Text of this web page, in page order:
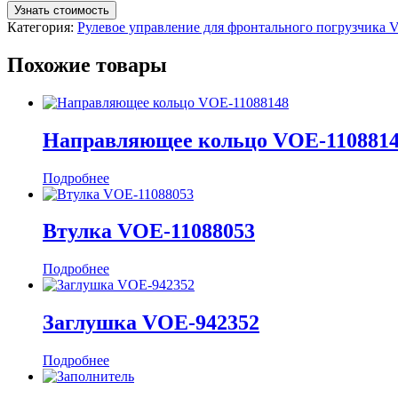
Узнать стоимость
Категория: Рулевое управление для фронтального погрузчика
Похожие товары
Направляющее кольцо VOE-
Подробнее
Втулка VOE-11088053
Подробнее
Заглушка VOE-942352
Подробнее